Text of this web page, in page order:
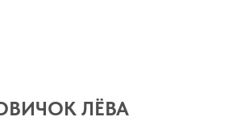
ЛЁВА